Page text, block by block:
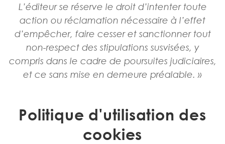
L’éditeur se réserve le droit d’intenter toute
action ou réclamation nécessaire à l’effet
d’empêcher, faire cesser et sanctionner tout
non-respect des stipulations susvisées, y
compris dans le cadre de poursuites judiciaires,
et ce sans mise en demeure préalable. »
Politique d'utilisation des
cookies